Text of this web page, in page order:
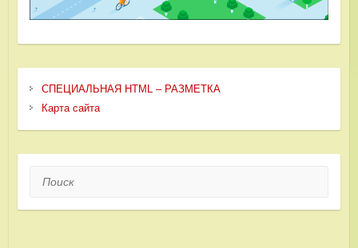
СПЕЦИАЛЬНАЯ HTML – РАЗМЕТКА
Карта сайта
Поиск